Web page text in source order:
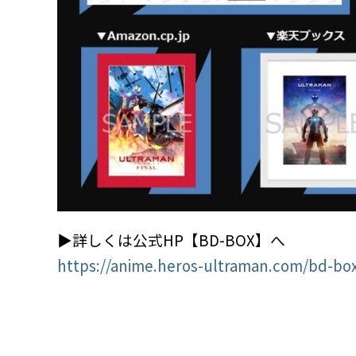
▶詳しくは公式HP【BD-BOX】へ
https://anime.heros-ultraman.com/bd-